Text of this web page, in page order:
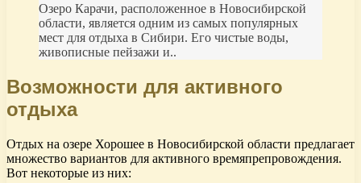
Озеро Карачи, расположенное в Новосибирской
области, является одним из самых популярных
мест для отдыха в Сибири. Его чистые воды,
живописные пейзажи и..
Возможности для активного
отдыха
Отдых на озере Хорошее в Новосибирской области предлагает
множество вариантов для активного времяпрепровождения.
Вот некоторые из них: